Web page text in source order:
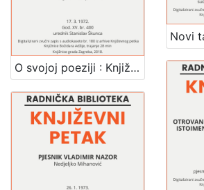
O svojoj poeziji : Književni petak, dvorana u Novinarskom domu, 17. 3. 1972., br. 400 / Dragutin Tadijanović ; urednik Stanislav Škunca